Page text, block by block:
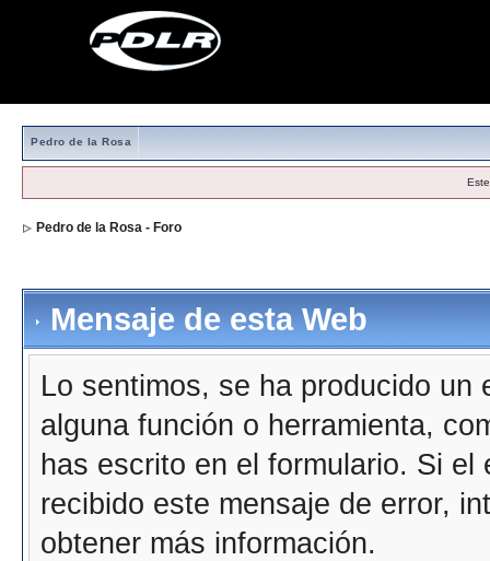
Pedro de la Rosa
Pedro de la Rosa - Foro
Mensaje de esta Web
Lo sentimos, se ha producido
alguna función o herramienta,
has escrito en el formulario. Si
recibido este mensaje de error,
obtener más información.